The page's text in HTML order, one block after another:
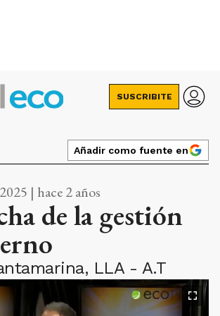
SUSCRIBITE
Añadir como fuente en
| hace 2 años
de la gestión
LLA - A.T